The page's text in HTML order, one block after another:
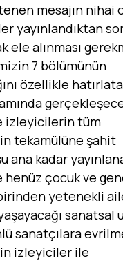
mesajın nihai
yayınlandıktan
ele alınması
7 bölümünün
özellikle
izleyicilerin tüm
tekamülüne şahit
ana kadar
çocuk ve
yetenekli
sanatsal
sanatçılara
izleyiciler ile